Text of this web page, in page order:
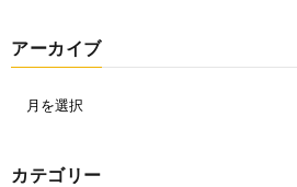
アーカイブ
カテゴリー